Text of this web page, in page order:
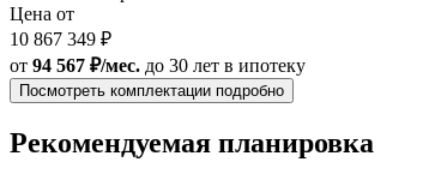
Цена от
10 867 349 ₽
от 94 567 ₽/мес. до 30 лет в ипотеку
Посмотреть комплектации подробно
Рекомендуемая планировка